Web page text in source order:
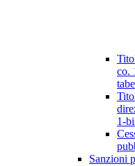
co.
1-
Sanzioni